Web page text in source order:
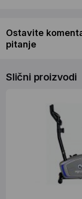
Ostavite
pitanje
Slični proizvodi